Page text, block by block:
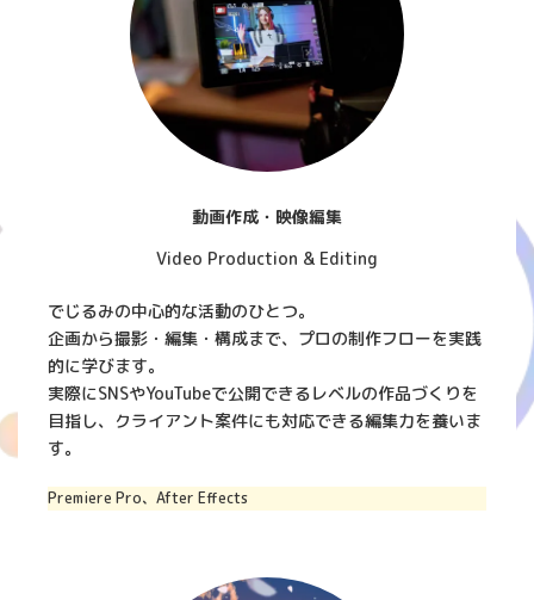
動画作成・映像編集
Video Production & Editing
でじるみの中心的な活動のひとつ。
企画から撮影・編集・構成まで、プロの制作フローを実践
的に学びます。
実際にSNSやYouTubeで公開できるレベルの作品づくりを
目指し、クライアント案件にも対応できる編集力を養いま
す。
Premiere Pro、After Effects